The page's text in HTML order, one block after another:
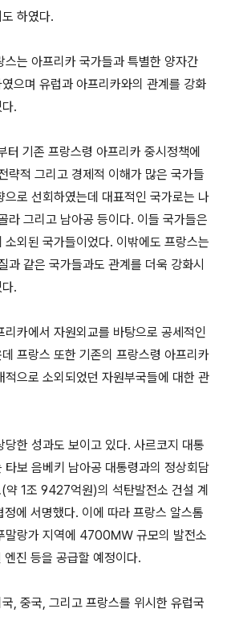
하였다.
스는 아프리카 국가들과 특별한 양자간
으며 유럽과 아프리카와의 관계를 강화
.
기존 프랑스령 아프리카 중시정책에
략적 그리고 경제적 이해가 많은 국가들
으로 선회하였는데 대표적인 국가로는 나
라 그리고 남아공 등이다. 이들 국가들은
외된 국가들이었다. 이밖에도 프랑스는
과 같은 국가들과도 관계를 더욱 강화시
.
리카에서 자원외교를 바탕으로 공세적인
프랑스 또한 기존의 프랑스령 아프리카
적으로 소외되었던 자원부국들에 대한 관
당한 성과도 보이고 있다. 사르코지 대통
타보 음베키 남아공 대통령과의 정상회담
1조 9427억원)의 석탄발전소 건설 계
에 서명했다. 이에 따라 프랑스 알스톰
말랑가 지역에 4700㎿ 규모의 발전소
진 등을 공급할 예정이다.
, 중국, 그리고 프랑스를 위시한 유럽국